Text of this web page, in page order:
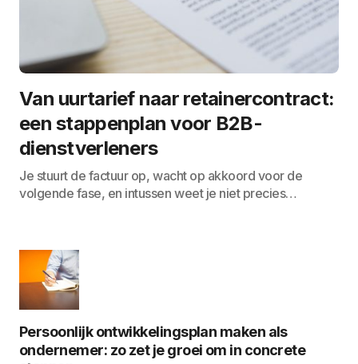
Van uurtarief naar retainercontract:
een stappenplan voor B2B-
dienstverleners
Je stuurt de factuur op, wacht op akkoord voor de
volgende fase, en intussen weet je niet precies…
Persoonlijk ontwikkelingsplan maken als
ondernemer: zo zet je groei om in concrete